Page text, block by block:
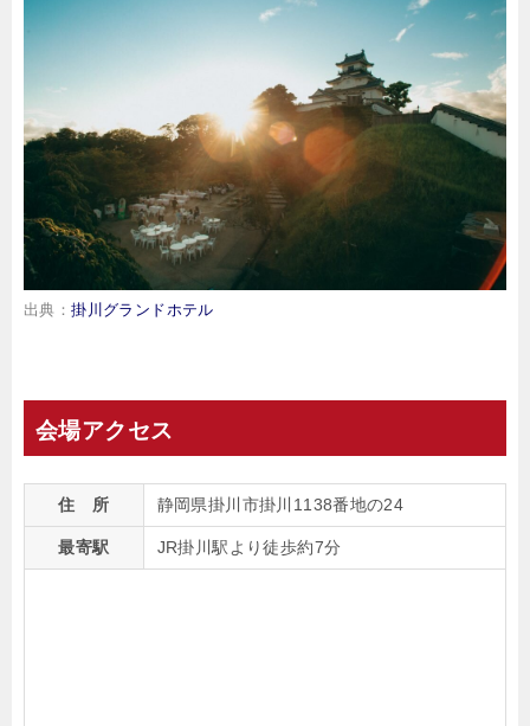
出典：掛川グランドホテル
会場アクセス
住 所 静岡県掛川市掛川1138番地の24
最寄駅 JR掛川駅より徒歩約7分